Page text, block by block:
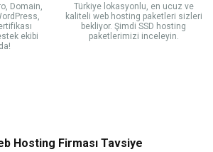
Domain,
ekibi
Türkiye lokasyonlu, en ucuz ve
kaliteli web hosting paketleri sizleri
bekliyor. Şimdi SSD hosting
paketlerimizi inceleyin.
Hosting Firması Tavsiye